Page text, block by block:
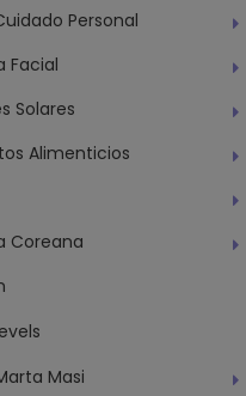
Personal
Facial
Solares
Alimenticios
Coreana
Masi